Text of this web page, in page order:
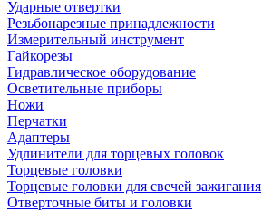
Ударные отвертки
Резьбонарезные принадлежности
Измерительный инструмент
Гайкорезы
Гидравлическое оборудование
Осветительные приборы
Ножи
Перчатки
Адаптеры
Удлинители для торцевых головок
Торцевые головки
Торцевые головки для свечей зажигания
Отверточные биты и головки